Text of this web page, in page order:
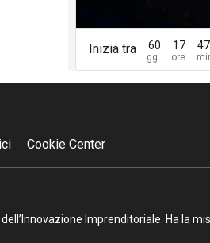
Inizia tra 60 17 47
Cookie Center
Imprenditoriale. Ha la